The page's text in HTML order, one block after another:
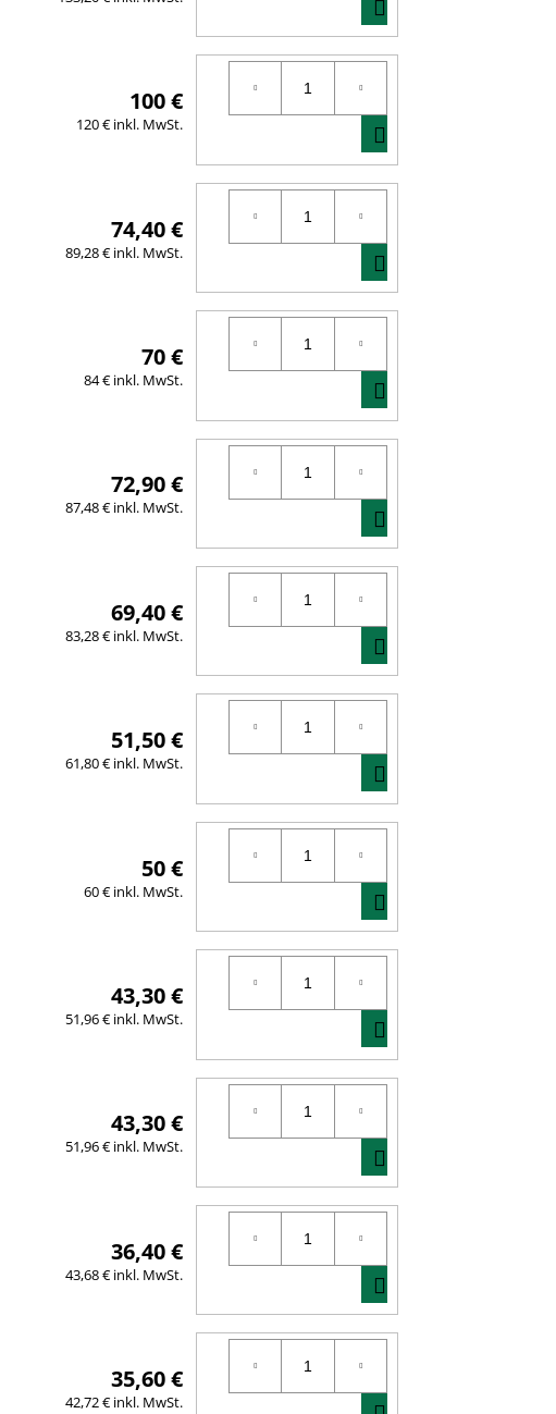
DEN
WARENKORB
100 €
120 € inkl. MwSt.
DEN
WARENKORB
74,40 €
89,28 € inkl. MwSt.
DEN
WARENKORB
70 €
84 € inkl. MwSt.
DEN
WARENKORB
72,90 €
87,48 € inkl. MwSt.
DEN
WARENKORB
69,40 €
83,28 € inkl. MwSt.
DEN
WARENKORB
51,50 €
61,80 € inkl. MwSt.
DEN
WARENKORB
50 €
60 € inkl. MwSt.
DEN
WARENKORB
43,30 €
51,96 € inkl. MwSt.
DEN
WARENKORB
43,30 €
51,96 € inkl. MwSt.
DEN
WARENKORB
36,40 €
43,68 € inkl. MwSt.
DEN
WARENKORB
35,60 €
42,72 € inkl. MwSt.